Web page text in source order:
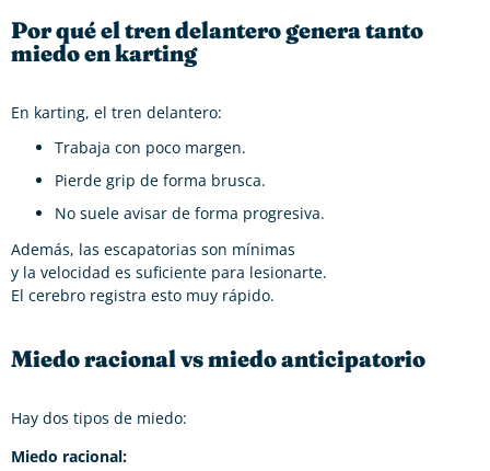
Por qué el tren delantero genera tanto
miedo en karting
En karting, el tren delantero:
Trabaja con poco margen.
Pierde grip de forma brusca.
No suele avisar de forma progresiva.
Además, las escapatorias son mínimas
y la velocidad es suficiente para lesionarte.
El cerebro registra esto muy rápido.
Miedo racional vs miedo anticipatorio
Hay dos tipos de miedo:
Miedo racional: